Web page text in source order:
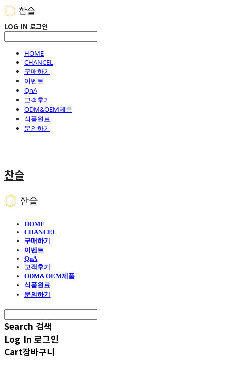
LOG IN 로그인
HOME
CHANCEL
구매하기
이벤트
QnA
고객후기
ODM&OEM제품
식품원료
문의하기
찬슬
HOME
CHANCEL
구매하기
이벤트
QnA
고객후기
ODM&OEM제품
식품원료
문의하기
Search 검색
Log In 로그인
Cart장바구니